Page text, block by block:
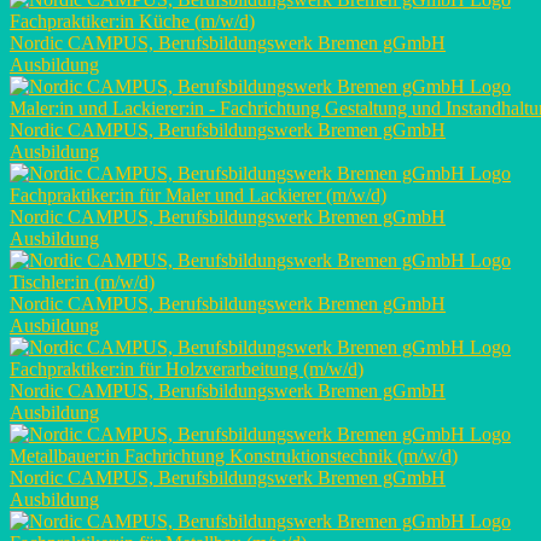
Fachpraktiker:in Küche (m/w/d)
Nordic CAMPUS, Berufsbildungswerk Bremen gGmbH
Ausbildung
Maler:in und Lackierer:in - Fachrichtung Gestaltung und
Nordic CAMPUS, Berufsbildungswerk Bremen gGmbH
Ausbildung
Fachpraktiker:in für Maler und Lackierer (m/w/d)
Nordic CAMPUS, Berufsbildungswerk Bremen gGmbH
Ausbildung
Tischler:in (m/w/d)
Nordic CAMPUS, Berufsbildungswerk Bremen gGmbH
Ausbildung
Fachpraktiker:in für Holzverarbeitung (m/w/d)
Nordic CAMPUS, Berufsbildungswerk Bremen gGmbH
Ausbildung
Metallbauer:in Fachrichtung Konstruktionstechnik (m/w/d)
Nordic CAMPUS, Berufsbildungswerk Bremen gGmbH
Ausbildung